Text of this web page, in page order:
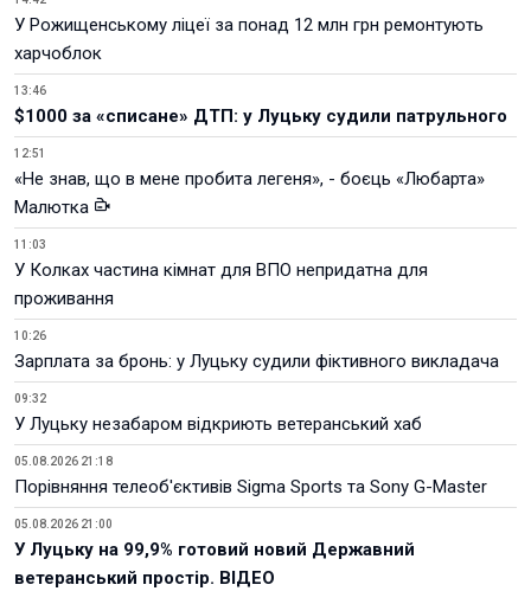
У Рожищенському ліцеї за понад 12 млн грн ремонтують
харчоблок
13:46
$1000 за «списане» ДТП: у Луцьку судили патрульного
12:51
«Не знав, що в мене пробита легеня», - боєць «Любарта»
Малютка
11:03
У Колках частина кімнат для ВПО непридатна для
проживання
10:26
Зарплата за бронь: у Луцьку судили фіктивного викладача
09:32
У Луцьку незабаром відкриють ветеранський хаб
05.08.2026 21:18
Порівняння телеоб'єктивів Sigma Sports та Sony G-Master
05.08.2026 21:00
У Луцьку на 99,9% готовий новий Державний
ветеранський простір. ВІДЕО